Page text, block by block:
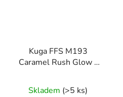
Kuga FFS M193
Caramel Rush Glow -
Skladem (>5 ks)